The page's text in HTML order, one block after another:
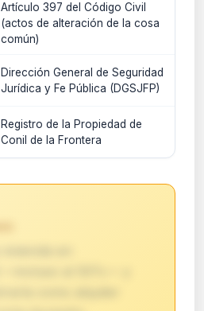
Artículo 397 del Código Civil
(actos de alteración de la cosa
común)
Dirección General de Seguridad
Jurídica y Fe Pública (DGSJFP)
Registro de la Propiedad de
Conil de la Frontera